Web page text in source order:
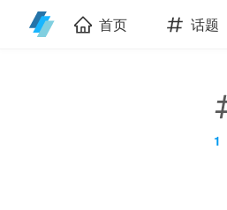
首页 话题
1